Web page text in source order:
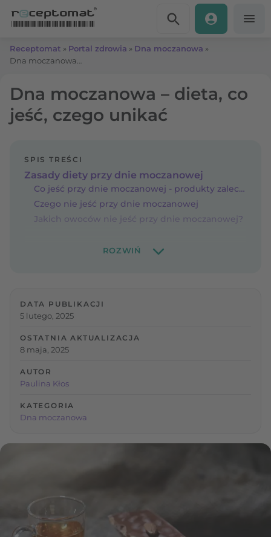
Receptomat » Portal zdrowia » Dna moczanowa »
Dna moczanowa – dieta, co
jeść, czego unikać
SPIS TREŚCI
Zasady diety przy dnie moczanowej
Co jeść przy dnie moczanowej - produkty zalecane
Czego nie jeść przy dnie moczanowej
Jakich owoców nie jeść przy dnie moczanowej?
DATA PUBLIKACJI
5 lutego, 2025
OSTATNIA AKTUALIZACJA
8 maja, 2025
AUTOR
Paulina Kłos
KATEGORIA
Dna moczanowa